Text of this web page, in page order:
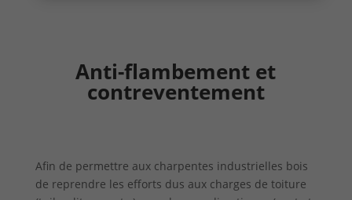
Anti-flambement et
contreventement
Afin de permettre aux charpentes industrielles bois
de reprendre les efforts dus aux charges de toiture